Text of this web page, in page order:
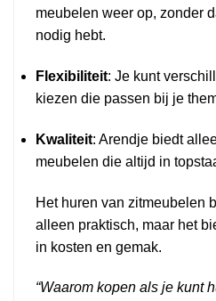
meubelen weer op, zonder
nodig hebt.
Flexibiliteit: Je kunt
kiezen die passen bij je
Kwaliteit: Arendje biedt
meubelen die altijd in
Het huren van zitmeubelen
alleen praktisch, maar het
in kosten en gemak.
“Waarom kopen als je kunt